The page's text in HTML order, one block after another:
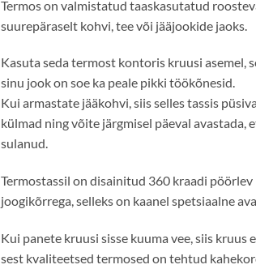
Termos on valmistatud taaskasutatud
suurepäraselt kohvi, tee või jääjookide jaoks.
Kasuta seda termost kontoris kruusi asemel,
sinu jook on soe ka peale pikki töökõnesid.
Kui armastate jääkohvi, siis selles tassis
külmad ning võite järgmisel päeval avastada,
sulanud.
Termostassil on disainitud 360 kraadi pöörlev
joogikõrrega, selleks on kaanel spetsiaalne
Kui panete kruusi sisse kuuma vee, siis kruus
sest kvaliteetsed termosed on tehtud